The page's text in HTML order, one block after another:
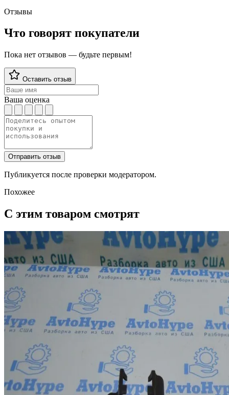
Отзывы
Что говорят покупатели
Пока нет отзывов — будьте первым!
Оставить отзыв
Ваша оценка
Отправить отзыв
Публикуется после проверки модератором.
Похожее
С этим товаром смотрят